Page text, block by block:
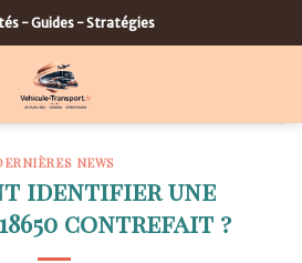
- Guides - Stratégies
NEWS
identifier une
contrefait ?